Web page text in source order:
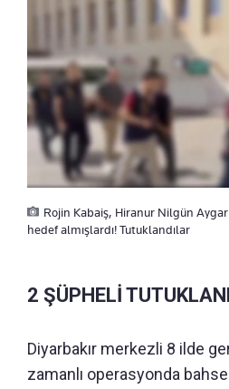
Rojin Kabaiş, Hiranur Nilgün
hedef almışlardı! Tutuklandılar
2 ŞÜPHELİ
Diyarbakır merkezli 8 ilde
zamanlı operasyonda